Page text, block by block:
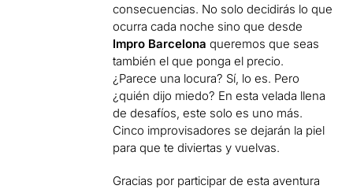
consecuencias. No solo decidirás lo que
ocurra cada noche sino que desde
Impro Barcelona queremos que seas
también el que ponga el precio.
¿Parece una locura? Sí, lo es. Pero
¿quién dijo miedo? En esta velada llena
de desafíos, este solo es uno más.
Cinco improvisadores se dejarán la piel
para que te diviertas y vuelvas.
Gracias por participar de esta aventura